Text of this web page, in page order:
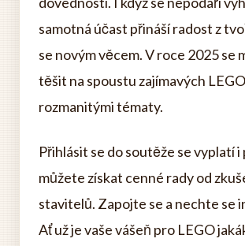
samotná účast přináší radost z
se novým věcem. V roce 2025 se
těšit na spoustu zajímavých
rozmanitými tématy.
Přihlásit se do soutěže se vyplatí i
můžete získat cenné rady od
stavitelů. Zapojte se a nechte se
Ať už je vaše vášeň pro LEGO